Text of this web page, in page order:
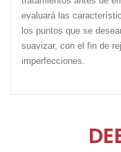
evaluará las
los puntos que se
suavizar, con el fin de
imperfecciones.